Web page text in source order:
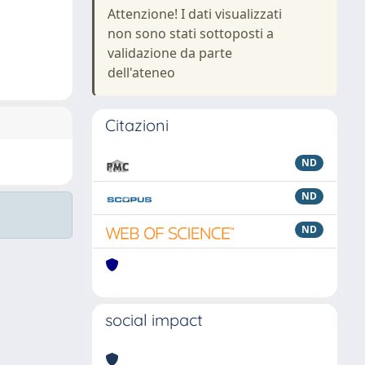
Attenzione! I dati visualizzati
non sono stati sottoposti a
validazione da parte
dell'ateneo
Citazioni
ND
ND
ND
social impact